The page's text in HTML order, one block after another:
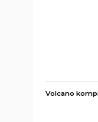
Volcano